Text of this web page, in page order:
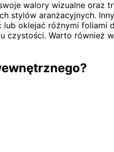
walory wizualne oraz
stylów aranżacyjnych.
oklejać różnymi
czystości. Warto również